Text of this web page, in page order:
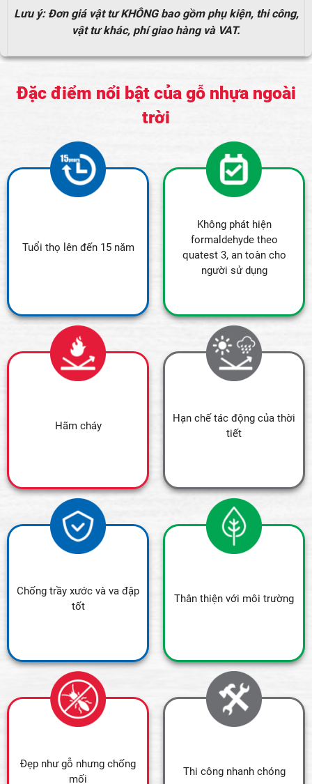
Lưu ý: Đơn giá vật tư KHÔNG bao gồm phụ kiện, thi công,
vật tư khác, phí giao hàng và VAT.
Đặc điểm nổi bật của gỗ nhựa ngoài
trời
Tuổi thọ lên đến 15 năm
Không phát hiện
formaldehyde theo
quatest 3, an toàn cho
người sử dụng
Hãm cháy
Hạn chế tác động của thời
tiết
Chống trầy xước và va đập
tốt
Thân thiện với môi trường
Đẹp như gỗ nhưng chống
mối
Thi công nhanh chóng